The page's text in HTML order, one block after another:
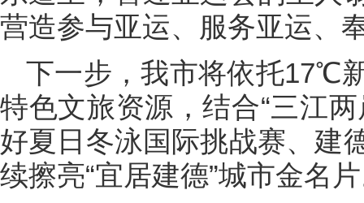
营造参与亚运、服务亚运、
下一步，我市将依托17℃
特色文旅资源，结合“三江
好夏日冬泳国际挑战赛、建
续擦亮“宜居建德”城市金名